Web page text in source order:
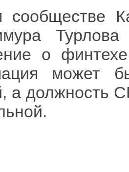
о
может
а должность